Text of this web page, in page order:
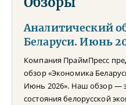
Аналитический
Беларуси. Июнь
Компания ПраймПресс
обзор «Экономика
Июнь 2026». Наш обзор —
состояния белорусской